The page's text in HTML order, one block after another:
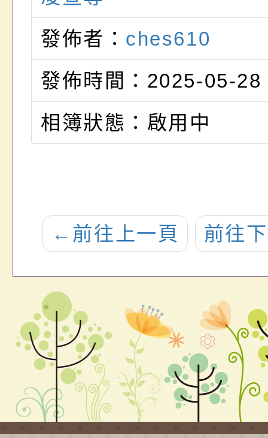
發佈者： ches610
發佈時間：2025-05-28
相簿狀態：啟用中
← 前往上一頁 前往